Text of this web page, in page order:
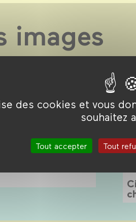
des cookies et vous
souhaitez
Tout accepter Tout
images
→
2026
13
20